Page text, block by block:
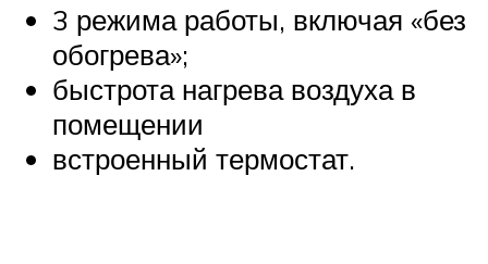
3 режима работы, включая «без
обогрева»;
быстрота нагрева воздуха в
помещении
встроенный термостат.